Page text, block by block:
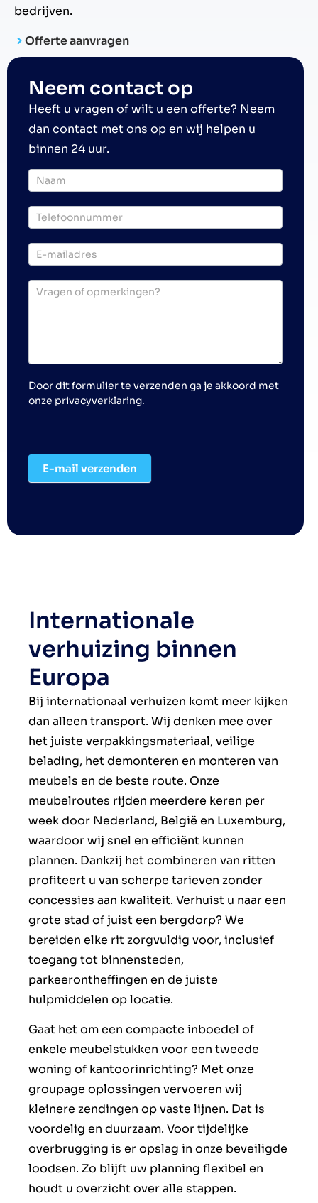
bedrijven.
Offerte aanvragen
Neem contact op
Heeft u vragen of wilt u een offerte? Neem
dan contact met ons op en wij helpen u
binnen 24 uur.
Offerte
particulier
Door dit formulier te verzenden ga je akkoord met
onze privacyverklaring.
E-mail verzenden
Internationale
verhuizing binnen
Europa
Bij internationaal verhuizen komt meer kijken
dan alleen transport. Wij denken mee over
het juiste verpakkingsmateriaal, veilige
belading, het demonteren en monteren van
meubels en de beste route. Onze
meubelroutes rijden meerdere keren per
week door Nederland, België en Luxemburg,
waardoor wij snel en efficiënt kunnen
plannen. Dankzij het combineren van ritten
profiteert u van scherpe tarieven zonder
concessies aan kwaliteit. Verhuist u naar een
grote stad of juist een bergdorp? We
bereiden elke rit zorgvuldig voor, inclusief
toegang tot binnensteden,
parkeerontheffingen en de juiste
hulpmiddelen op locatie.
Gaat het om een compacte inboedel of
enkele meubelstukken voor een tweede
woning of kantoorinrichting? Met onze
groupage oplossingen vervoeren wij
kleinere zendingen op vaste lijnen. Dat is
voordelig en duurzaam. Voor tijdelijke
overbrugging is er opslag in onze beveiligde
loodsen. Zo blijft uw planning flexibel en
houdt u overzicht over alle stappen.